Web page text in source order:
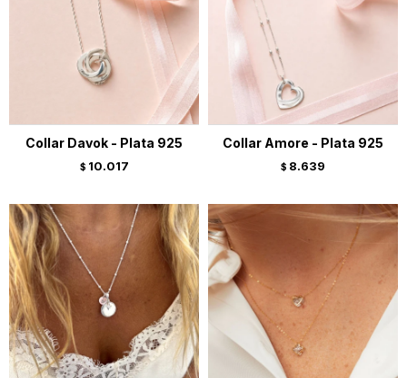
Collar Davok - Plata 925
$ 10.017
Collar Amore - Plata 925
$ 8.639